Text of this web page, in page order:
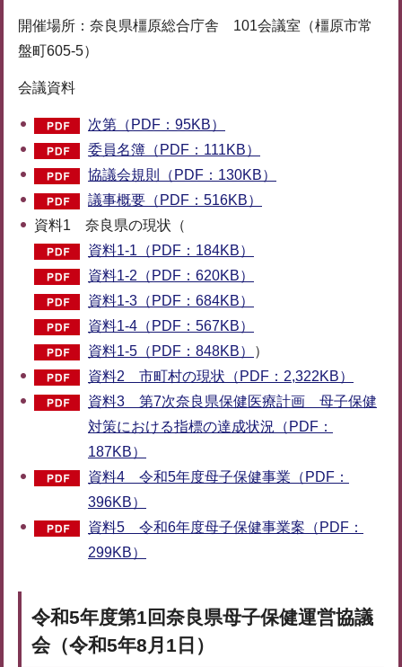
開催場所：奈良県橿原総合庁舎 101会議室（橿原市常
盤町605-5）
会議資料
次第（PDF：95KB）
委員名簿（PDF：111KB）
協議会規則（PDF：130KB）
議事概要（PDF：516KB）
資料1 奈良県の現状（
資料1-1（PDF：184KB）
資料1-2（PDF：620KB）
資料1-3（PDF：684KB）
資料1-4（PDF：567KB）
資料1-5（PDF：848KB）
）
資料2 市町村の現状（PDF：2,322KB）
資料3 第7次奈良県保健医療計画 母子保健
対策における指標の達成状況（PDF：
187KB）
資料4 令和5年度母子保健事業（PDF：
396KB）
資料5 令和6年度母子保健事業案（PDF：
299KB）
令和5年度第1回奈良県母子保健運営協議
会（令和5年8月1日）